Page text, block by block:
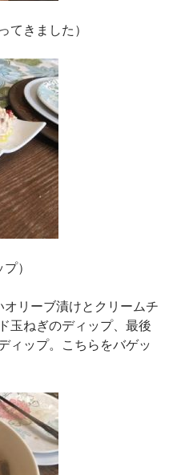
てきました）
）
リーブ漬けとクリームチ
玉ねぎのディップ、最後
ィップ。こちらをバゲッ